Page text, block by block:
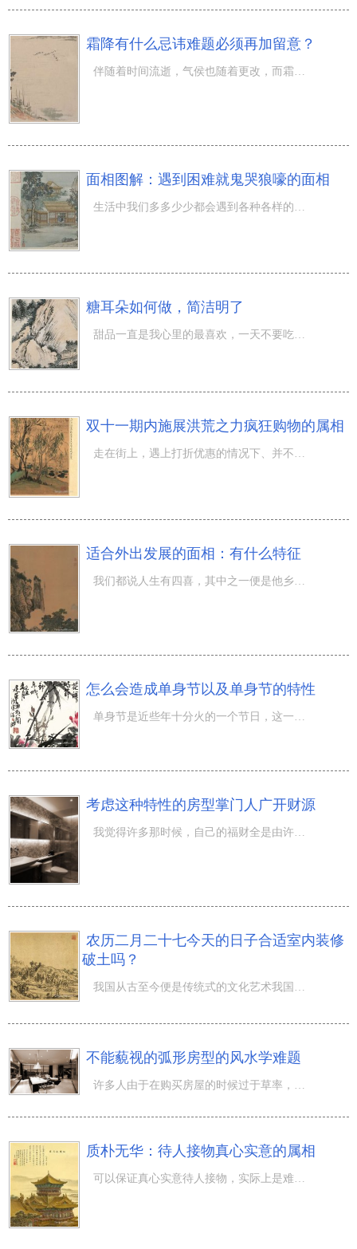
霜降有什么忌讳难题必须再加留意？
面相图解：遇到困难就鬼哭狼嚎的面相
糖耳朵如何做，简洁明了
甜品一直是我心里的最喜欢，一天不要吃便会觉得全身的不舒服，大约我上辈子是森林狼吧。假如你和我一样是甜
双十一期内施展洪荒之力疯狂购物的属相
适合外出发展的面相：有什么特征
怎么会造成单身节以及单身节的特性
考虑这种特性的房型掌门人广开财源
我觉得许多那时候，自己的福财全是由许多层面产生的，这种层面包含自己的脸相手相体相。或许，许多那时候我
农历二月二十七今天的日子合适室内装修
破土吗？
我国从古至今便是传统式的文化艺术我国，因而一般都是会挑选黄道吉日哦，那麼农历二月二十七今天的日子合适
不能藐视的弧形房型的风水学难题
许多人由于在购买房屋的时候过于草率，只注重价格、大...
质朴无华：待人接物真心实意的属相
可以保证真心实意待人接物，实际上是难以的，每一个人伴随着年纪得提高，心里都是会越来越狠奸诈，此刻当然